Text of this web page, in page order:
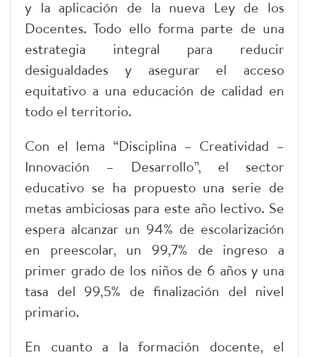
y la aplicación de la nueva Ley de los
Docentes. Todo ello forma parte de una
estrategia integral para reducir
desigualdades y asegurar el acceso
equitativo a una educación de calidad en
todo el territorio.
Con el lema “Disciplina – Creatividad –
Innovación – Desarrollo”, el sector
educativo se ha propuesto una serie de
metas ambiciosas para este año lectivo. Se
espera alcanzar un 94% de escolarización
en preescolar, un 99,7% de ingreso a
primer grado de los niños de 6 años y una
tasa del 99,5% de finalización del nivel
primario.
En cuanto a la formación docente, el